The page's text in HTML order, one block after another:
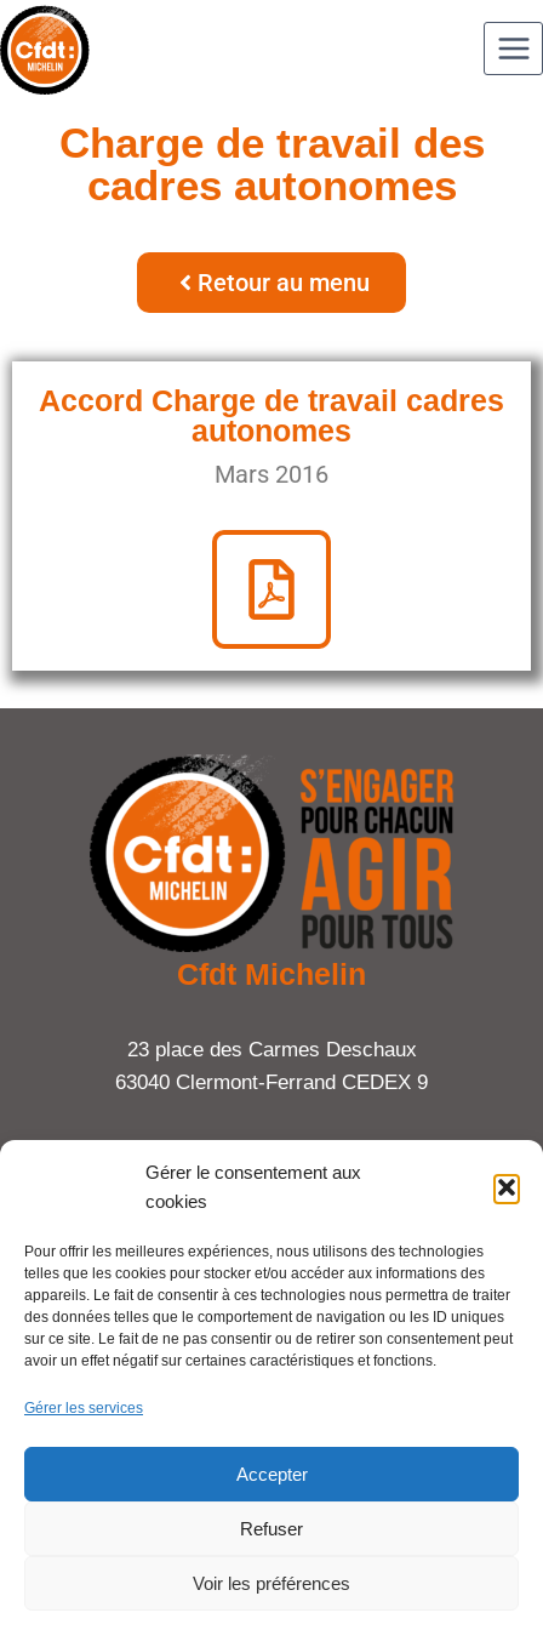
Gérer le consentement aux
cookies
Pour offrir les meilleures expériences, nous utilisons des technologies
telles que les cookies pour stocker et/ou accéder aux informations des
appareils. Le fait de consentir à ces technologies nous permettra de traiter
des données telles que le comportement de navigation ou les ID uniques
sur ce site. Le fait de ne pas consentir ou de retirer son consentement peut
avoir un effet négatif sur certaines caractéristiques et fonctions.
Gérer les services
Accepter
Refuser
Voir les préférences
Charge de travail des
cadres autonomes
Retour au menu
Accord Charge de travail cadres
autonomes
Mars 2016
Cfdt Michelin
23 place des Carmes Deschaux
63040 Clermont-Ferrand CEDEX 9
Tel : 06 65 27 23 81
Mentions légales
Pour aller plus loin :
Se syndiquer en ligne
Nous contacter
Liens utiles